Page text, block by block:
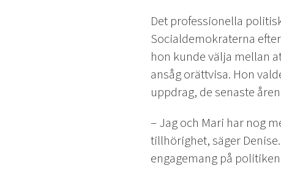
Det professionella
Socialdemokraterna
hon kunde välja mellan
ansåg orättvisa. Hon
uppdrag, de senaste
– Jag och Mari har nog
tillhörighet, säger
engagemang på